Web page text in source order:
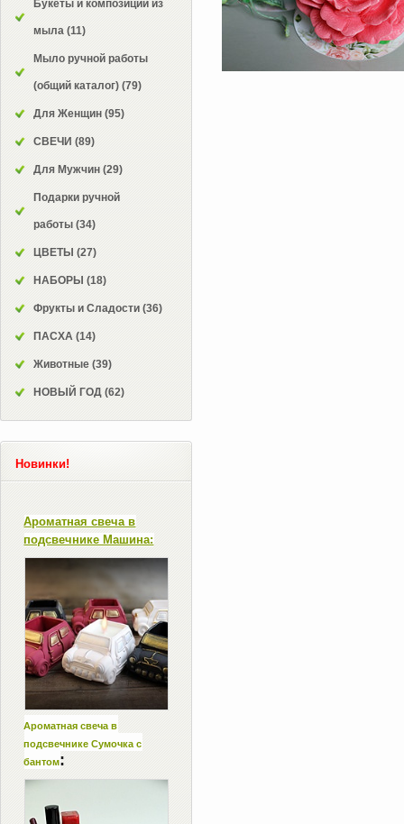
Букеты и композиции из
мыла (11)
Мыло ручной работы
(общий каталог) (79)
Для Женщин (95)
СВЕЧИ (89)
Для Мужчин (29)
Подарки ручной
работы (34)
ЦВЕТЫ (27)
НАБОРЫ (18)
Фрукты и Сладости (36)
ПАСХА (14)
Животные (39)
НОВЫЙ ГОД (62)
Новинки!
Ароматная свеча в
подсвечнике Машина:
Ароматная свеча в
подсвечнике Сумочка с
бантом: